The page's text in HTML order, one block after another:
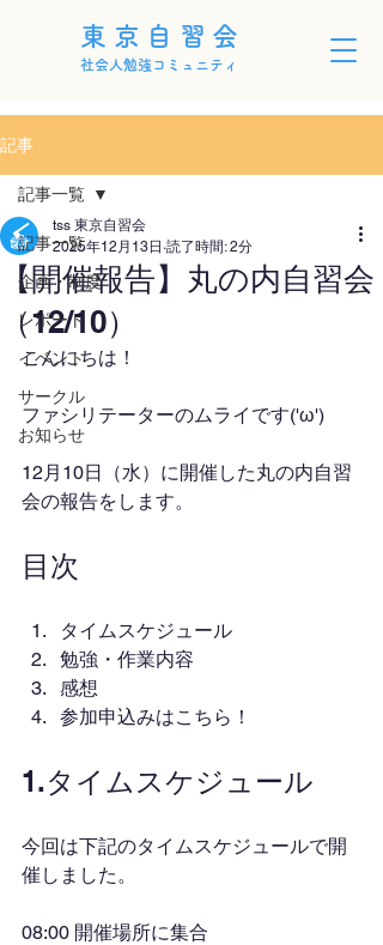
東京自習会
社会人勉強コミュニティ
記事
記事一覧
企画・制度
レポート
イベント
サークル
お知らせ
記事一覧
【開催報告】丸の内自習会
（12/10）
tss 東京自習会
2025年12月13日 読了時間: 2分
こんにちは！
ファシリテーターのムライです('ω')
12月10日（水）に開催した丸の内自習
会の報告をします。
目次
タイムスケジュール
勉強・作業内容
感想
参加申込みはこちら！
1.タイムスケジュール
今回は下記のタイムスケジュールで開
催しました。
08:00 開催場所に集合